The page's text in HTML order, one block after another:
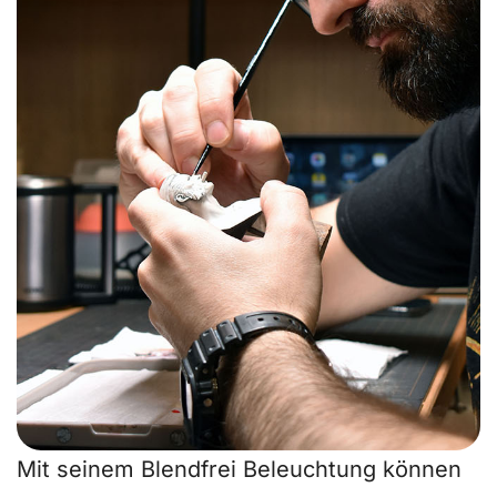
Mit seinem Blendfrei Beleuchtung können